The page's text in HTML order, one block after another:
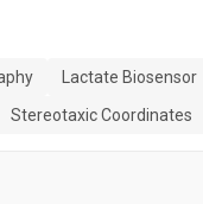
Lactate Biosensor
Stereotaxic Coordinates